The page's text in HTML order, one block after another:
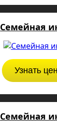
Семейная
Узнать
Семейная